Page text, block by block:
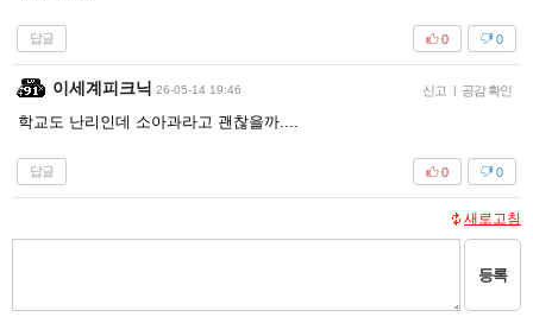
답글 0
0
이세계피크닉 26-05-14 19:46 신고 | 공감 확인
학교도 난리인데 소아과라고 괜찮을까....
답글 0
0
새로고침
등록